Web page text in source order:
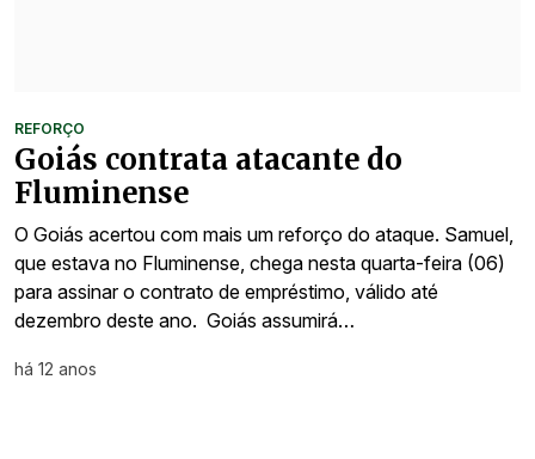
REFORÇO
Goiás contrata atacante do
Fluminense
O Goiás acertou com mais um reforço do ataque. Samuel,
que estava no Fluminense, chega nesta quarta-feira (06)
para assinar o contrato de empréstimo, válido até
dezembro deste ano. Goiás assumirá…
há 12 anos